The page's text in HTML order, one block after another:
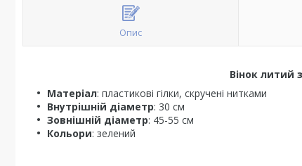
Опис
Вінок литий
Матеріал: пластикові гілки, скручені нитками
Внутрішній діаметр: 30 см
Зовнішній діаметр: 45-55 см
Кольори: зелений